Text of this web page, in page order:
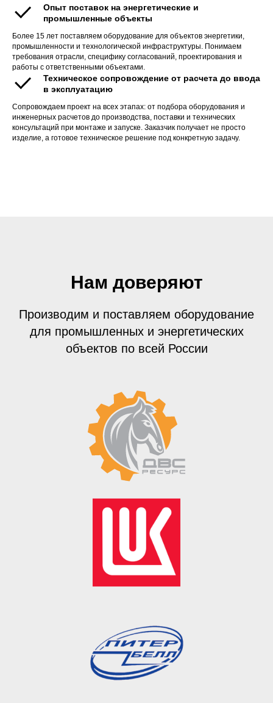
Опыт поставок на энергетические и
промышленные объекты
Более 15 лет поставляем оборудование для объектов энергетики,
промышленности и технологической инфраструктуры. Понимаем
требования отрасли, специфику согласований, проектирования и
работы с ответственными объектами.
Техническое сопровождение от расчета до ввода
в эксплуатацию
Сопровождаем проект на всех этапах: от подбора оборудования и
инженерных расчетов до производства, поставки и технических
консультаций при монтаже и запуске. Заказчик получает не просто
изделие, а готовое техническое решение под конкретную задачу.
Нам доверяют
Производим и поставляем оборудование
для промышленных и энергетических
объектов по всей России